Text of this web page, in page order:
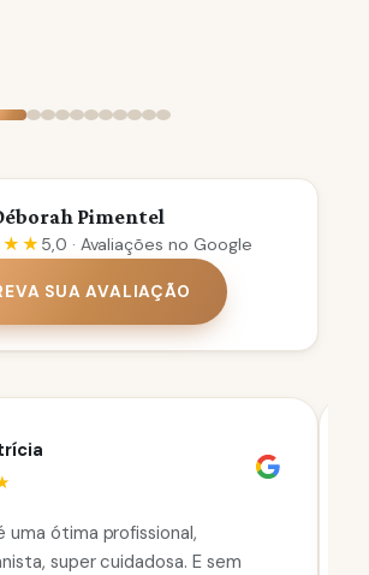
Pimentel
5,0 · Avaliações no Google
SUA AVALIAÇÃO
uma ótima profissional,
super cuidadosa. E sem